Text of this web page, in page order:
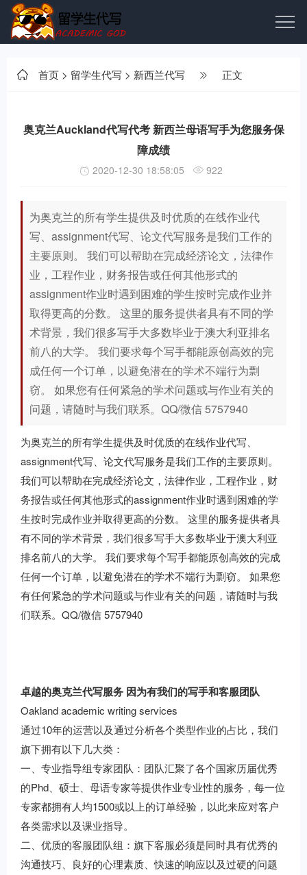
首页 > 留学生代写 > 新西兰代写 正文
奥克兰Auckland代写代考 新西兰母语写手为您服务保
障成绩
2020-12-30 18:58:05 922
为奥克兰的所有学生提供及时优质的在线作业代
写、assignment代写、论文代写服务是我们工作的
主要原则。 我们可以帮助在完成经济论文，法律作
业，工程作业，财务报告或任何其他形式的
assignment作业时遇到困难的学生按时完成作业并
取得更高的分数。 这里的服务提供者具有不同的学
术背景，我们很多写手大多数毕业于澳大利亚排名
前八的大学。 我们要求每个写手都能原创高效的完
成任何一个订单，以避免潜在的学术不端行为剽
窃。 如果您有任何紧急的学术问题或与作业有关的
问题，请随时与我们联系。QQ/微信 5757940
为奥克兰的所有学生提供及时优质的在线作业代写、
assignment代写、论文代写服务是我们工作的主要原则。
我们可以帮助在完成经济论文，法律作业，工程作业，财
务报告或任何其他形式的assignment作业时遇到困难的学
生按时完成作业并取得更高的分数。 这里的服务提供者具
有不同的学术背景，我们很多写手大多数毕业于澳大利亚
排名前八的大学。 我们要求每个写手都能原创高效的完成
任何一个订单，以避免潜在的学术不端行为剽窃。 如果您
有任何紧急的学术问题或与作业有关的问题，请随时与我
们联系。QQ/微信 5757940
卓越的奥克兰代写服务 因为有我们的写手和客服团队
Oakland academic writing services
通过10年的运营以及通过分析各个类型作业的占比，我们
旗下拥有以下几大类：
一、专业指导组专家团队：团队汇聚了各个国家历届优秀
的Phd、硕士、母语专家等提供作业专业性的服务，每一位
专家都拥有人均1500或以上的订单经验，以此来应对客户
各类需求以及课业指导。
二、优质的客服团队组：旗下客服必须是同时具有优秀的
沟通技巧、良好的心理素质、快速的响应以及过硬的问题